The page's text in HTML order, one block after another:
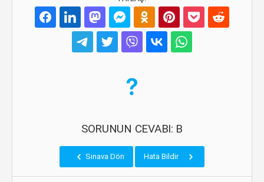
SORUNUN CEVABI: B
Sınava Dön Hata Bildir